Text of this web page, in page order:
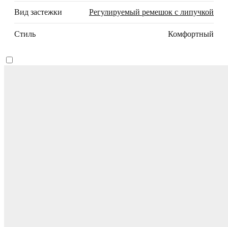
Вид застежки Регулируемый ремешок с липучкой
Стиль Комфортный